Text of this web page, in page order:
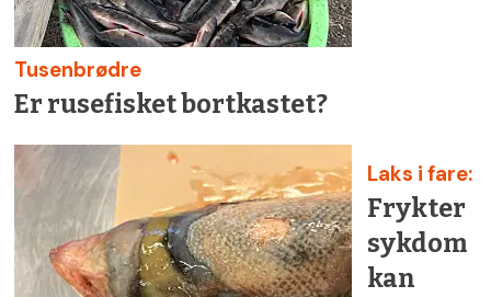
Tusenbrødre
Er rusefisket bortkastet?
Laks i fare:
Frykter
sykdom
kan